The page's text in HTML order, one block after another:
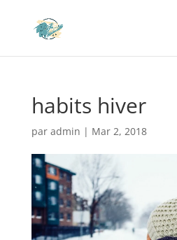
habits hiver
par admin | Mar 2, 2018